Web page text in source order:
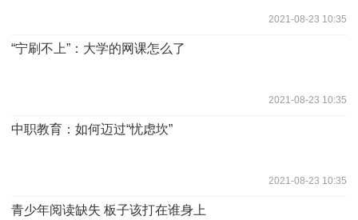
2021-08-23 10:35
“宁刷不上”：大学的网课怎么了
2021-08-23 10:35
中职教育：如何迈过“忧虑坎”
2021-08-23 10:35
青少年阅读缺失 板子该打在谁身上